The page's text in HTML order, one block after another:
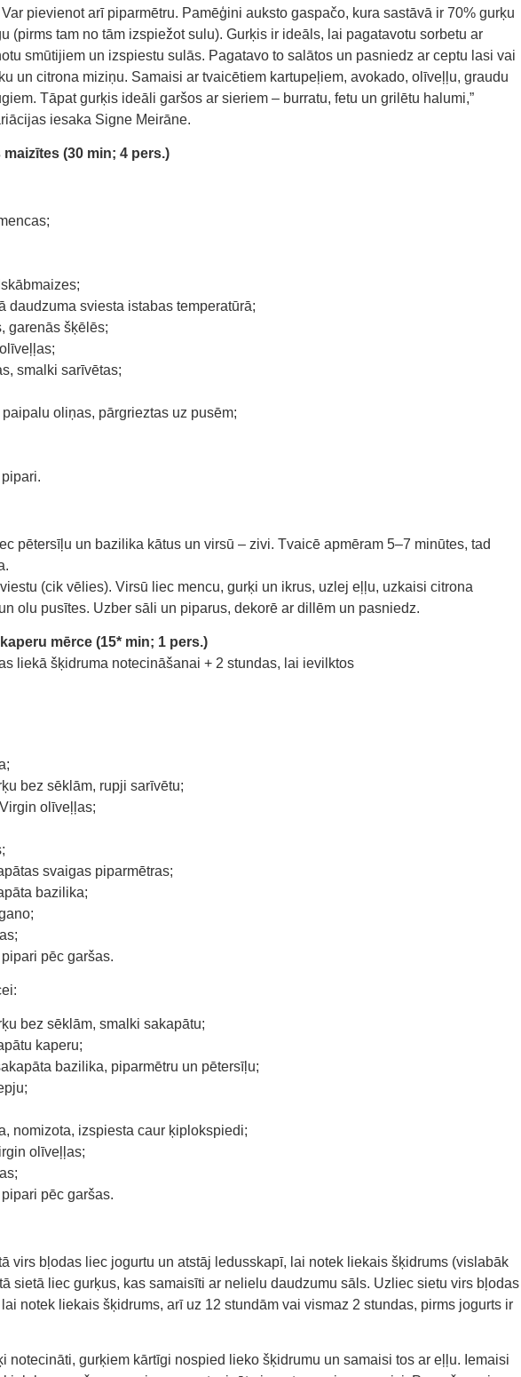
pievienot arī piparmētru. Pamēģini auksto gaspačo, kura sastāvā ir 70% gurķu
(pirms tam no tām izspiežot sulu). Gurķis ir ideāls, lai pagatavotu sorbetu ar
smūtijiem un izspiestu sulās. Pagatavo to salātos un pasniedz ar ceptu lasi vai
un citrona miziņu. Samaisi ar tvaicētiem kartupeļiem, avokado, olīveļļu, graudu
Tāpat gurķis ideāli garšos ar sieriem – burratu, fetu un grilētu halumi,”
iesaka Signe Meirāne.
(30 min; 4 pers.)
daudzuma sviesta istabas temperatūrā;
garenās šķēlēs;
smalki sarīvētas;
oliņas, pārgrieztas uz pusēm;
pētersīļu un bazilika kātus un virsū – zivi. Tvaicē apmēram 5–7 minūtes, tad
(cik vēlies). Virsū liec mencu, gurķi un ikrus, uzlej eļļu, uzkaisi citrona
olu pusītes. Uzber sāli un piparus, dekorē ar dillēm un pasniedz.
mērce (15* min; 1 pers.)
liekā šķidruma notecināšanai + 2 stundas, lai ievilktos
bez sēklām, rupji sarīvētu;
olīveļļas;
svaigas piparmētras;
bazilika;
pēc garšas.
bez sēklām, smalki sakapātu;
kaperu;
bazilika, piparmētru un pētersīļu;
nomizota, izspiesta caur ķiplokspiedi;
olīveļļas;
pēc garšas.
virs bļodas liec jogurtu un atstāj ledusskapī, lai notek liekais šķidrums (vislabāk
sietā liec gurķus, kas samaisīti ar nelielu daudzumu sāls. Uzliec sietu virs bļodas
notek liekais šķidrums, arī uz 12 stundām vai vismaz 2 stundas, pirms jogurts ir
notecināti, gurķiem kārtīgi nospied lieko šķidrumu un samaisi tos ar eļļu. Iemaisi